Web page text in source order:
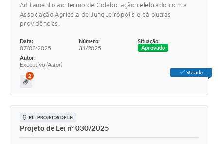
Aditamento ao Termo de Colaboração celebrado com a
Associação Agrícola de Junqueirópolis e dá outras
providências.
Data:
07/08/2025
Número:
31/2025
Situação:
Aprovado
Autor:
Executivo (Autor)
2
Votado
PL - PROJETOS DE LEI
Projeto de Lei nº 030/2025